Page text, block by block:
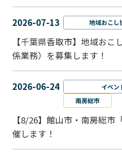
2026-07-13 地域おこし
【千葉県香取市】地域お
係業務）を募集します！
2026-06-24 イベン
南房総市
【8/26】館山市・南房総市
催します！